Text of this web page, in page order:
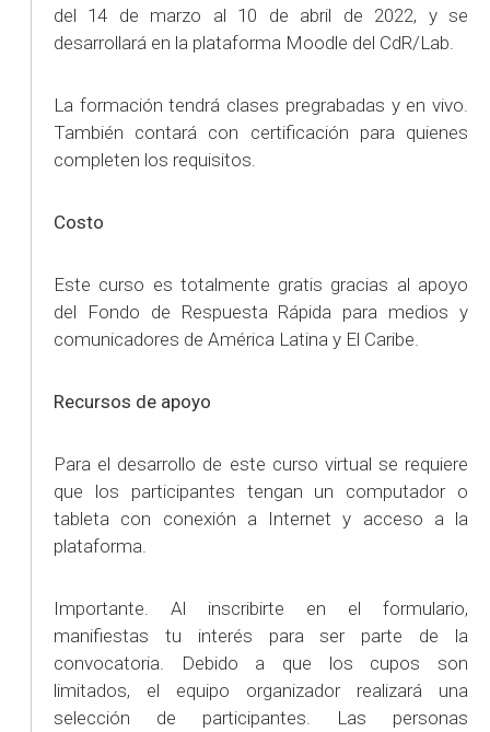
del 14 de marzo al 10 de abril de 2022, y se
desarrollará en la plataforma Moodle del CdR/Lab.
La formación tendrá clases pregrabadas y en vivo.
También contará con certificación para quienes
completen los requisitos.
Costo
Este curso es totalmente gratis gracias al apoyo
del Fondo de Respuesta Rápida para medios y
comunicadores de América Latina y El Caribe.
Recursos de apoyo
Para el desarrollo de este curso virtual se requiere
que los participantes tengan un computador o
tableta con conexión a Internet y acceso a la
plataforma.
Importante. Al inscribirte en el formulario,
manifiestas tu interés para ser parte de la
convocatoria. Debido a que los cupos son
limitados, el equipo organizador realizará una
selección de participantes. Las personas